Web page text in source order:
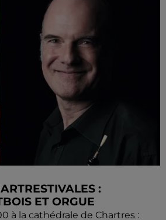
:
ET ORGUE
à la cathédrale de Chartres :